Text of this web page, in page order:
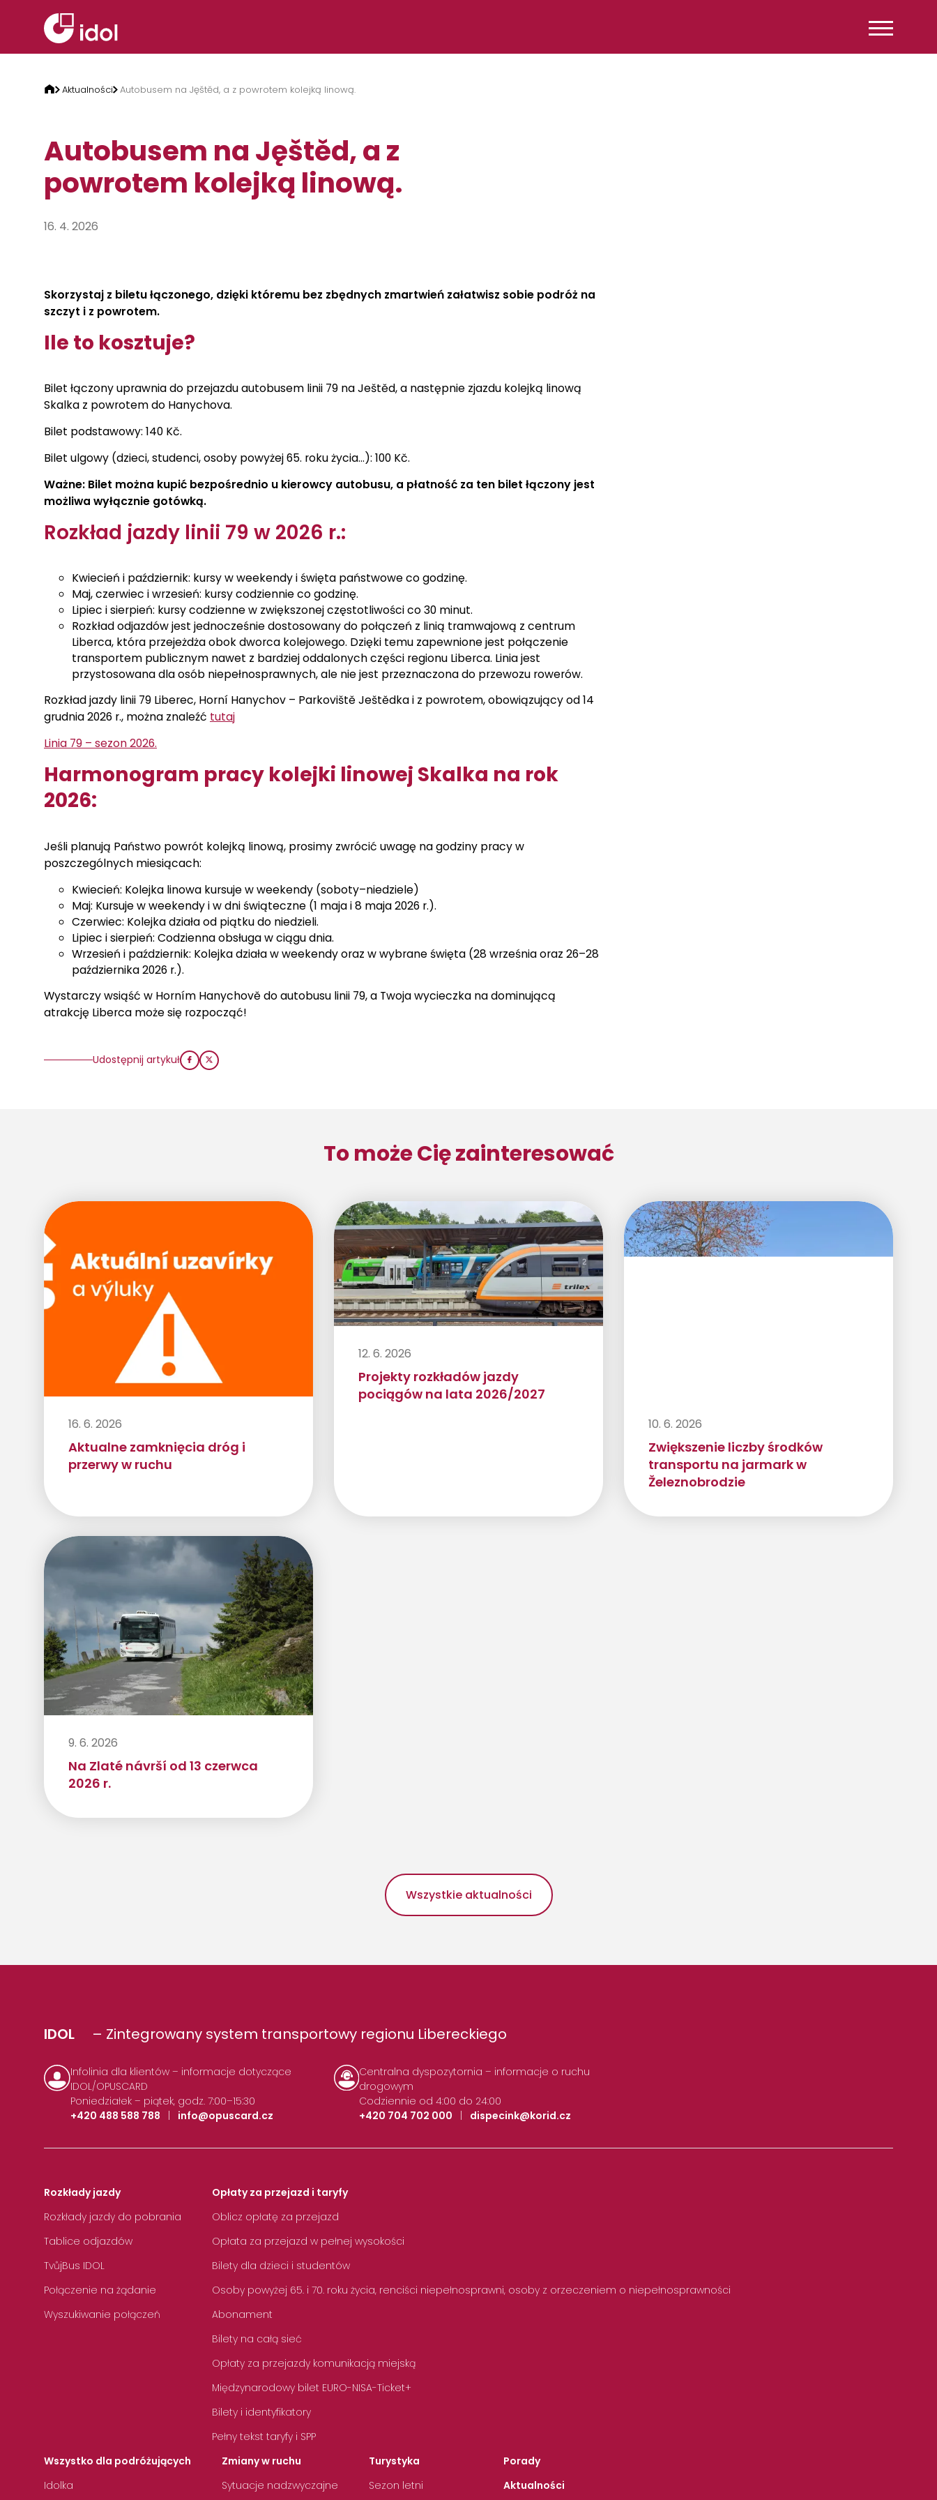
Aktualności Autobusem na Jęštěd, a z powrotem kolejką linową.
Autobusem na Jęštěd, a z
powrotem kolejką linową.
16. 4. 2026
Skorzystaj z biletu łączonego, dzięki któremu bez zbędnych zmartwień załatwisz sobie podróż na
szczyt i z powrotem.
Ile to kosztuje?
Bilet łączony uprawnia do przejazdu autobusem linii 79 na Ještěd, a następnie zjazdu kolejką linową
Skalka z powrotem do Hanychova.
Bilet podstawowy: 140 Kč.
Bilet ulgowy (dzieci, studenci, osoby powyżej 65. roku życia...): 100 Kč.
Ważne: Bilet można kupić bezpośrednio u kierowcy autobusu, a płatność za ten bilet łączony jest
możliwa wyłącznie gotówką.
Rozkład jazdy linii 79 w 2026 r.:
Kwiecień i październik: kursy w weekendy i święta państwowe co godzinę.
Maj, czerwiec i wrzesień: kursy codziennie co godzinę.
Lipiec i sierpień: kursy codzienne w zwiększonej częstotliwości co 30 minut.
Rozkład odjazdów jest jednocześnie dostosowany do połączeń z linią tramwajową z centrum
Liberca, która przejeżdża obok dworca kolejowego. Dzięki temu zapewnione jest połączenie
transportem publicznym nawet z bardziej oddalonych części regionu Liberca. Linia jest
przystosowana dla osób niepełnosprawnych, ale nie jest przeznaczona do przewozu rowerów.
Rozkład jazdy linii 79 Liberec, Horní Hanychov – Parkoviště Ještědka i z powrotem, obowiązujący od 14
grudnia 2026 r., można znaleźć tutaj
Linia 79 – sezon 2026.
Harmonogram pracy kolejki linowej Skalka na rok
2026:
Jeśli planują Państwo powrót kolejką linową, prosimy zwrócić uwagę na godziny pracy w
poszczególnych miesiącach:
Kwiecień: Kolejka linowa kursuje w weekendy (soboty–niedziele)
Maj: Kursuje w weekendy i w dni świąteczne (1 maja i 8 maja 2026 r.).
Czerwiec: Kolejka działa od piątku do niedzieli.
Lipiec i sierpień: Codzienna obsługa w ciągu dnia.
Wrzesień i październik: Kolejka działa w weekendy oraz w wybrane święta (28 września oraz 26–28
października 2026 r.).
Wystarczy wsiąść w Horním Hanychově do autobusu linii 79, a Twoja wycieczka na dominującą
atrakcję Liberca może się rozpocząć!
Udostępnij artykuł
To może Cię zainteresować
16. 6. 2026
Aktualne zamknięcia dróg i
przerwy w ruchu
12. 6. 2026
Projekty rozkładów jazdy
pociągów na lata 2026/2027
10. 6. 2026
Zwiększenie liczby środków
transportu na jarmark w
Železnobrodzie
9. 6. 2026
Na Zlaté návrší od 13 czerwca
2026 r.
Wszystkie aktualności
IDOL – Zintegrowany system transportowy regionu Libereckiego
Infolinia dla klientów – informacje dotyczące
IDOL/OPUSCARD
Poniedziałek – piątek, godz. 7:00–15:30
+420 488 588 788
info@opuscard.cz
Centralna dyspozytornia – informacje o ruchu
drogowym
Codziennie od 4:00 do 24:00
+420 704 702 000
dispecink@korid.cz
Rozkłady jazdy
Rozkłady jazdy do pobrania
Tablice odjazdów
TvůjBus IDOL
Połączenie na żądanie
Wyszukiwanie połączeń
Opłaty za przejazd i taryfy
Oblicz opłatę za przejazd
Opłata za przejazd w pełnej wysokości
Bilety dla dzieci i studentów
Osoby powyżej 65. i 70. roku życia, renciści niepełnosprawni, osoby z orzeczeniem o niepełnosprawności
Abonament
Bilety na całą sieć
Opłaty za przejazdy komunikacją miejską
Międzynarodowy bilet EURO-NISA-Ticket+
Bilety i identyfikatory
Pełny tekst taryfy i SPP
Wszystko dla podróżujących
Idolka
Zmiany w ruchu
Sytuacje nadzwyczajne
Turystyka
Sezon letni
Porady
Aktualności